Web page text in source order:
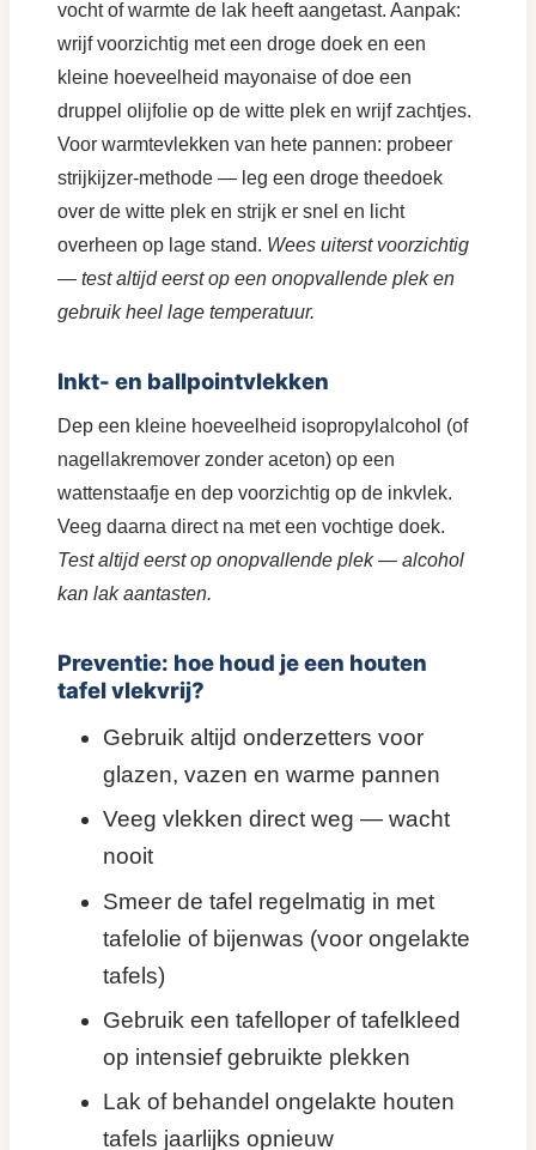
vocht of warmte de lak heeft aangetast. Aanpak:
wrijf voorzichtig met een droge doek en een
kleine hoeveelheid mayonaise of doe een
druppel olijfolie op de witte plek en wrijf zachtjes.
Voor warmtevlekken van hete pannen: probeer
strijkijzer-methode — leg een droge theedoek
over de witte plek en strijk er snel en licht
overheen op lage stand. Wees uiterst voorzichtig
— test altijd eerst op een onopvallende plek en
gebruik heel lage temperatuur.
Inkt- en ballpointvlekken
Dep een kleine hoeveelheid isopropylalcohol (of
nagellakremover zonder aceton) op een
wattenstaafje en dep voorzichtig op de inkvlek.
Veeg daarna direct na met een vochtige doek.
Test altijd eerst op onopvallende plek — alcohol
kan lak aantasten.
Preventie: hoe houd je een houten
tafel vlekvrij?
Gebruik altijd onderzetters voor
glazen, vazen en warme pannen
Veeg vlekken direct weg — wacht
nooit
Smeer de tafel regelmatig in met
tafelolie of bijenwas (voor ongelakte
tafels)
Gebruik een tafelloper of tafelkleed
op intensief gebruikte plekken
Lak of behandel ongelakte houten
tafels jaarlijks opnieuw